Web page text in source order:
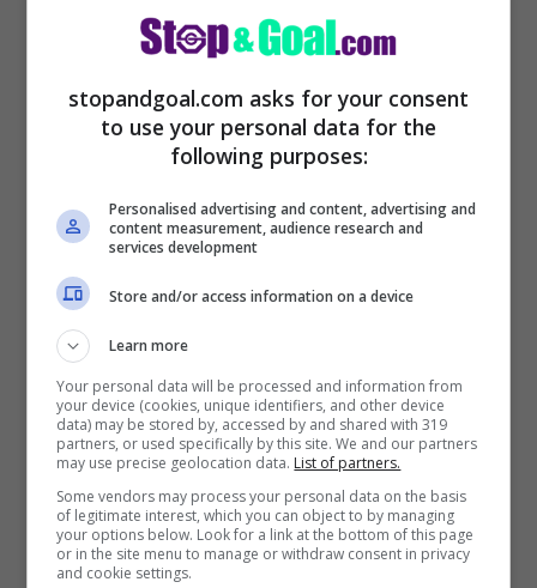
LEGGI ANCHE >>>
rivoluzione in attacco, arriva dal Real
Madrid
stopandgoal.com asks for your consent
to use your personal data for the
following purposes:
Personalised advertising and content, advertising and
content measurement, audience research and
services development
Store and/or access information on a device
Learn more
Your personal data will be processed and information from
your device (cookies, unique identifiers, and other device
data) may be stored by, accessed by and shared with 319
partners, or used specifically by this site. We and our partners
may use precise geolocation data. List of partners.
Some vendors may process your personal data on the basis
of legitimate interest, which you can object to by managing
your options below. Look for a link at the bottom of this page
or in the site menu to manage or withdraw consent in privacy
and cookie settings.